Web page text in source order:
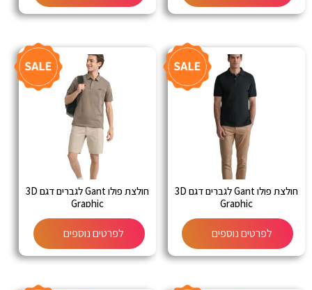
חולצת פולו Gant לגברים דגם 3D
Graphic
לפרטים נוספים
חולצת פולו Gant לגברים דגם 3D
Graphic
לפרטים נוספים